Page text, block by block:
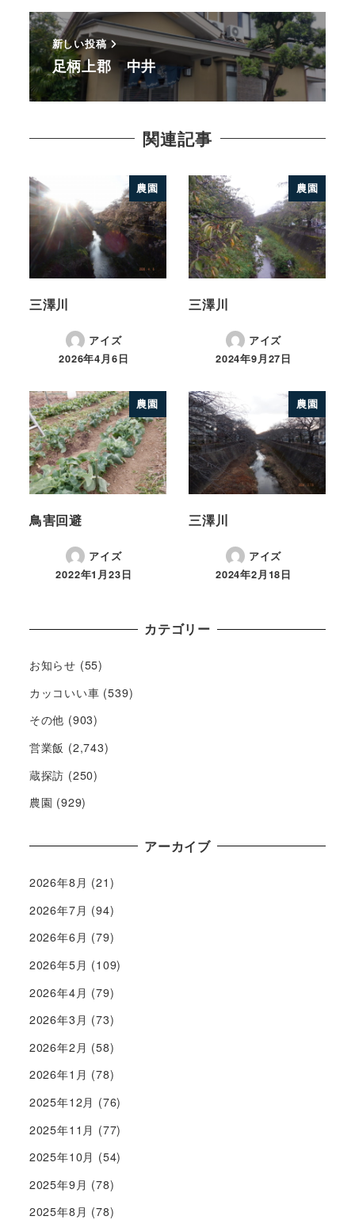
新しい投稿
足柄上郡 中井
関連記事
農園
三澤川
アイズ
2026年4月6日
農園
三澤川
アイズ
2024年9月27日
農園
鳥害回避
アイズ
2022年1月23日
農園
三澤川
アイズ
2024年2月18日
カテゴリー
お知らせ (55)
カッコいい車 (539)
その他 (903)
営業飯 (2,743)
蔵探訪 (250)
農園 (929)
アーカイブ
2026年8月 (21)
2026年7月 (94)
2026年6月 (79)
2026年5月 (109)
2026年4月 (79)
2026年3月 (73)
2026年2月 (58)
2026年1月 (78)
2025年12月 (76)
2025年11月 (77)
2025年10月 (54)
2025年9月 (78)
2025年8月 (78)